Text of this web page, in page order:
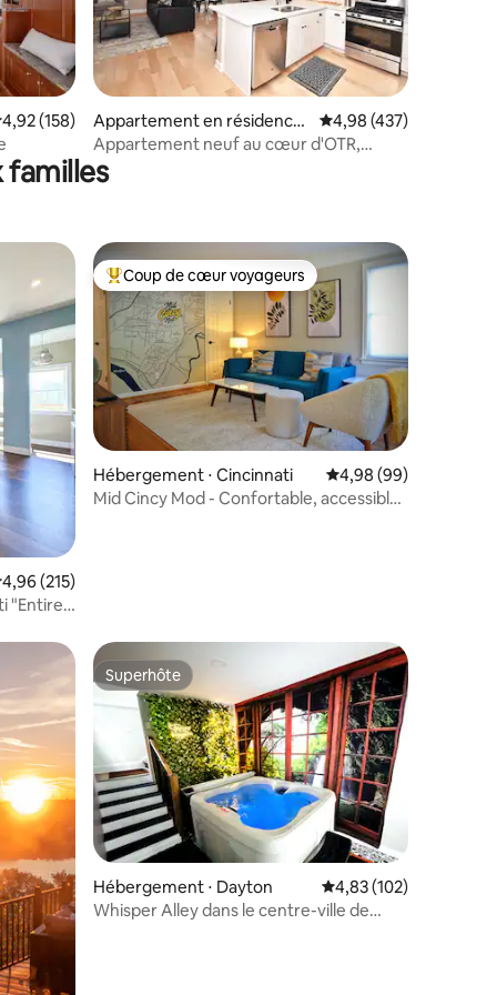
: 4,93 sur 5
moyenne sur la base de 158 commentaires : 4,92 sur 5
4,92 (158)
Appartement en résidence
⋅ Cincinnati
Évaluation moyenne
4,98 (437)
Appartement neuf au cœur d'OTR,
parking inclus !
familles
: 4,92 sur 5
appréciés
moyenne sur la base de 215 commentaires : 4,96 sur 5
4,96 (215)
"Entire
Coups de cœur voyageurs les plus appréciés
Coup de cœur voyageurs
Hébergement ⋅ Cincinnati Évaluation moyenne
4,98 (99)
Mid Cincy Mod - Confortable, accessible
: 4,94 sur 5
Superhôte
Superhôte
Hébergement ⋅ Dayton Évaluation moyenne
4,83 (102)
Whisper Alley dans le centre-ville de